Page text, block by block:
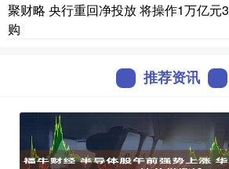
聚财略 央行重回净投放 将操作1万亿元
购
推荐资讯